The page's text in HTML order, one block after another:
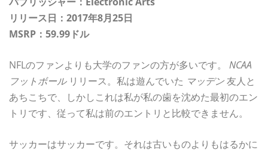
リリース日：2017年8月25日
MSRP：59.99ドル
NFLのファンよりも大学のファンの方が多いです。 NCAA
フットボールリリース。私は遊んでいた マッデン友人と
あちこちで、しかしこれは私が私の歯を沈めた最初のエン
トリです、従って私は前のエントリと比較できません。
サッカーはサッカーです。それは古いものよりもはるかに